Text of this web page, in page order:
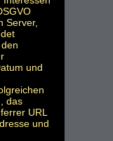
Server,
und
das
URL
und